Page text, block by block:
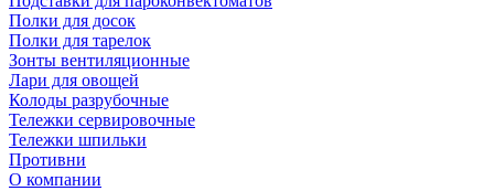
Полки для досок
Полки для тарелок
Зонты вентиляционные
Лари для овощей
Колоды разрубочные
Тележки сервировочные
Тележки шпильки
Противни
О компании